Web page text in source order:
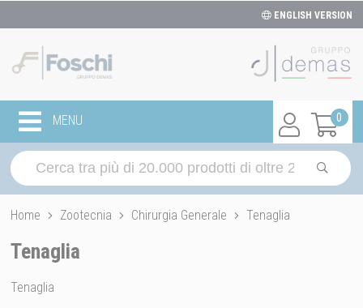
ENGLISH VERSION
0
MENU
Home Zootecnia Chirurgia Generale Tenaglia
Tenaglia
Tenaglia